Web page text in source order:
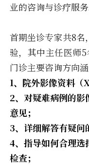
业的咨询与诊疗服务
首期坐诊专家共8名
验，其中主任医师
门诊主要咨询方向涵
1、院外影像资料（
2、对疑难病例的
意见；
3、详细解答有疑问
4、指导如何合理选
检查；